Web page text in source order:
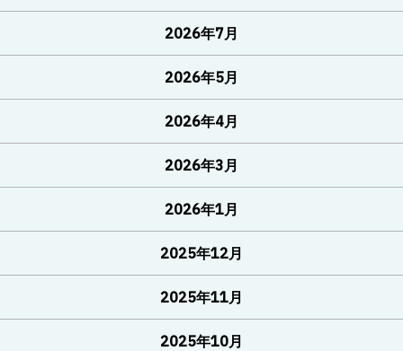
2026年7月
2026年5月
2026年4月
2026年3月
2026年1月
2025年12月
2025年11月
2025年10月